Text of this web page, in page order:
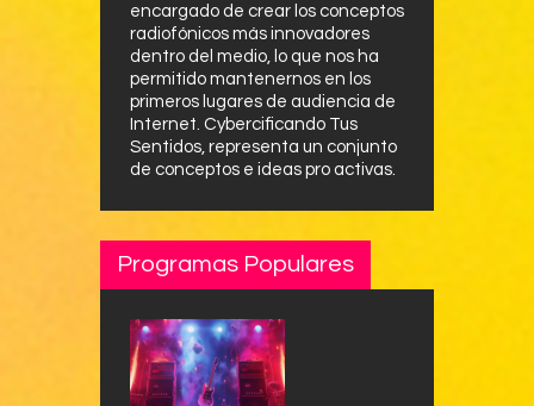
encargado de crear los conceptos
radiofónicos más innovadores
dentro del medio, lo que nos ha
permitido mantenernos en los
primeros lugares de audiencia de
Internet. Cybercificando Tus
Sentidos, representa un conjunto
de conceptos e ideas pro activas.
Programas Populares